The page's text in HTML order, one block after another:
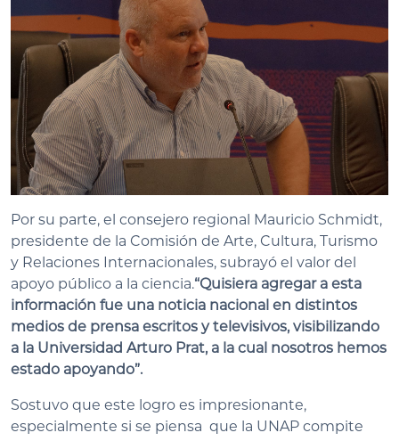
Por su parte, el consejero regional Mauricio Schmidt,
presidente de la Comisión de Arte, Cultura, Turismo
y Relaciones Internacionales, subrayó el valor del
apoyo público a la ciencia.“Quisiera agregar a esta
información fue una noticia nacional en distintos
medios de prensa escritos y televisivos, visibilizando
a la Universidad Arturo Prat, a la cual nosotros hemos
estado apoyando”.
Sostuvo que este logro es impresionante,
especialmente si se piensa que la UNAP compite